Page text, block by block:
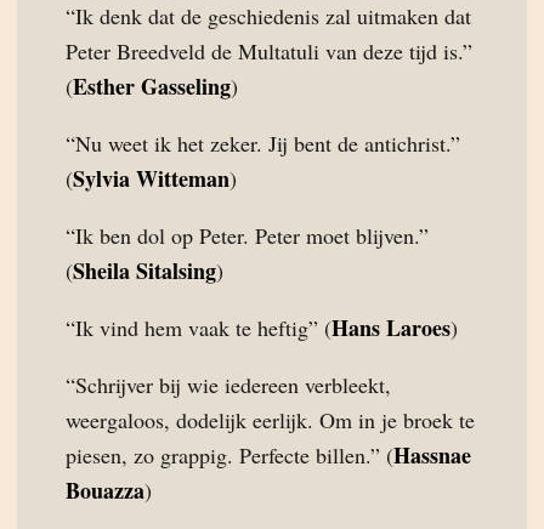
“Ik denk dat de geschiedenis zal uitmaken dat
Peter Breedveld de Multatuli van deze tijd is.”
(Esther Gasseling)
“Nu weet ik het zeker. Jij bent de antichrist.”
(Sylvia Witteman)
“Ik ben dol op Peter. Peter moet blijven.”
(Sheila Sitalsing)
“Ik vind hem vaak te heftig” (Hans Laroes)
“Schrijver bij wie iedereen verbleekt,
weergaloos, dodelijk eerlijk. Om in je broek te
piesen, zo grappig. Perfecte billen.” (Hassnae
Bouazza)